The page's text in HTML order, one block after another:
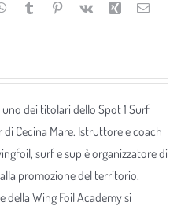
WhatsApp
TumblrPinterest
Vk Xing Email
uno dei titolari dello Spot 1 Surf
di Cecina Mare. Istruttore e coach
surf e sup è organizzatore di
promozione del territorio.
della Wing Foil Academy si